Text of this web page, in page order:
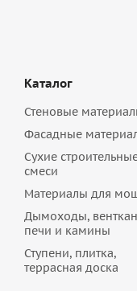
Каталог
Стеновые
Фасадные
Сухие
смеси
Материалы для
Дымоходы,
печи и камины
Ступени, плитка,
террасная доска